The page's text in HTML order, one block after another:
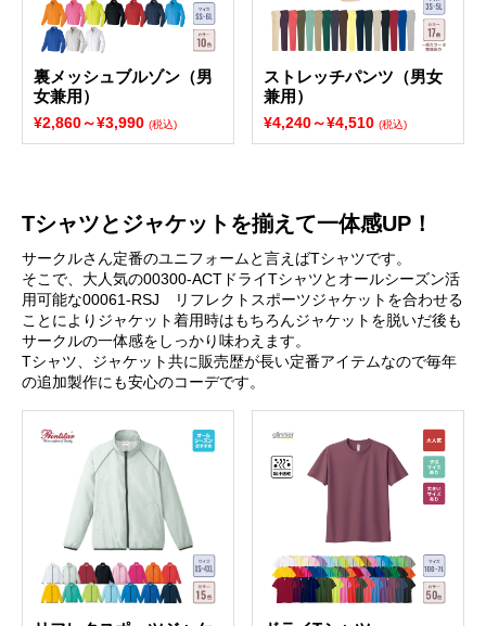
裏メッシュブルゾン（男
女兼用）
¥2,860～¥3,990 (税込)
ストレッチパンツ（男女
兼用）
¥4,240～¥4,510(税込)
Tシャツとジャケットを揃えて一体感UP！
サークルさん定番のユニフォームと言えばTシャツです。
そこで、大人気の00300-ACTドライTシャツとオールシーズン活
用可能な00061-RSJ リフレクトスポーツジャケットを合わせる
ことによりジャケット着用時はもちろんジャケットを脱いだ後も
サークルの一体感をしっかり味わえます。
Tシャツ、ジャケット共に販売歴が長い定番アイテムなので毎年
の追加製作にも安心のコーデです。